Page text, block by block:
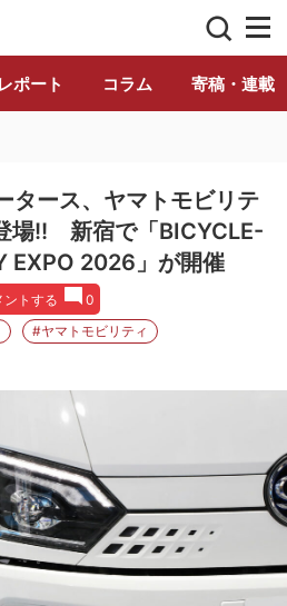
総合情報誌「フルロード」公式
レポート コラム 寄稿・連載
タース、ヤマトモビリテ
場!! 新宿で「BICYCLE-
EXPO 2026」が開催
ントする
0
#ヤマトモビリティ